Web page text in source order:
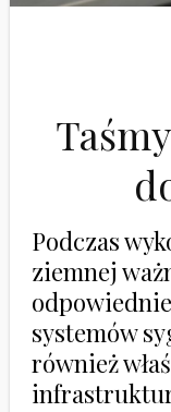
Podczas
ziemnej
systemów
również